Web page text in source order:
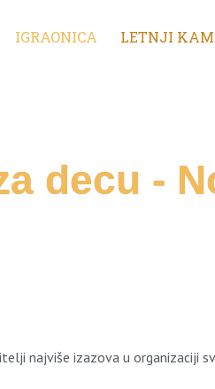
IGRAONICA LETNJI
decu -
najviše izazova u organizaciji